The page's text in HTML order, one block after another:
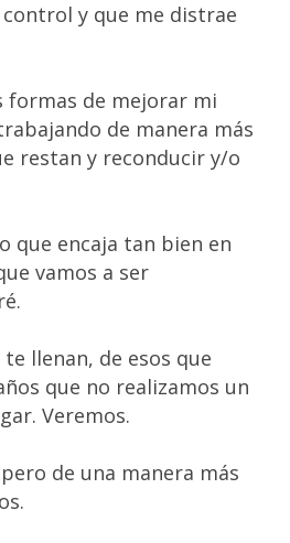
y que me distrae
formas de mejorar mi
de manera más
restan y reconducir y/o
que encaja tan bien en
vamos a ser
llenan, de esos que
que no realizamos un
Veremos.
de una manera más